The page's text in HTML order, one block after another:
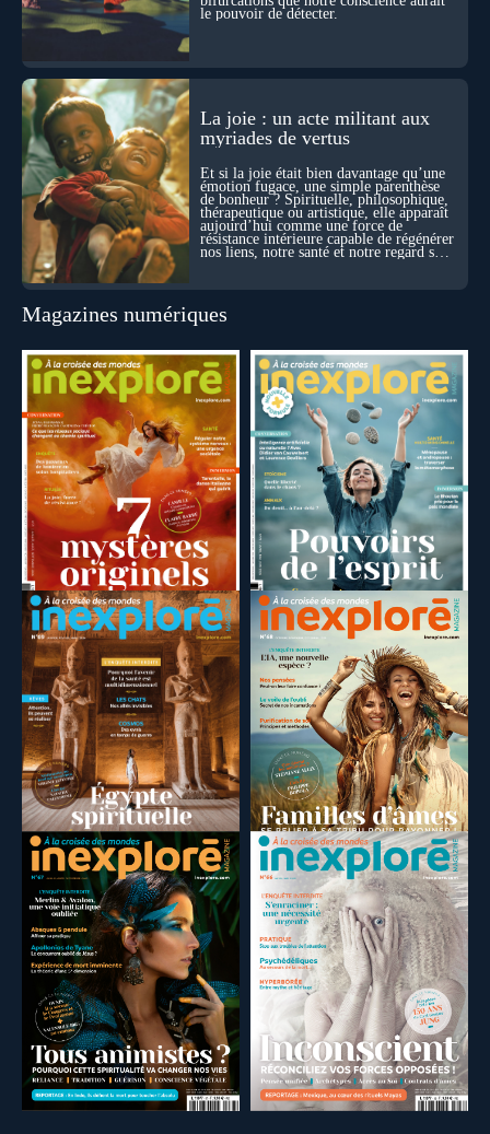
le pouvoir de détecter.
La joie : un acte militant aux
myriades de vertus
Et si la joie était bien davantage qu’une
émotion fugace, une simple parenthèse
de bonheur ? Spirituelle, philosophique,
thérapeutique ou artistique, elle apparaît
aujourd’hui comme une force de
résistance intérieure capable de régénérer
nos liens, notre santé et notre regard sur
Magazines numériques